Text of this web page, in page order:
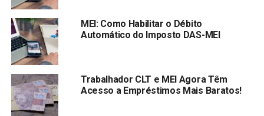
negócios, incluindo microempreendedores individuais
(MEI), microempresas e empresas de pequeno porte.
Compartilhar:
Copy
Link
WhatsApp
Twitter
Facebook
Reddit
Email
TÓPICOS RELACIONADOS:
MEI: Como Habilitar o Débito
Automático do Imposto DAS-MEI
Trabalhador CLT e MEI Agora Têm
Acesso a Empréstimos Mais Baratos!